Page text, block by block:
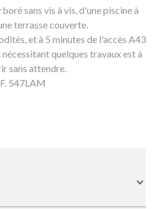
sans vis à vis, d'une piscine à
terrasse couverte.
et à 5 minutes de l'accès A43
quelques travaux est à
sans attendre.
547LAM